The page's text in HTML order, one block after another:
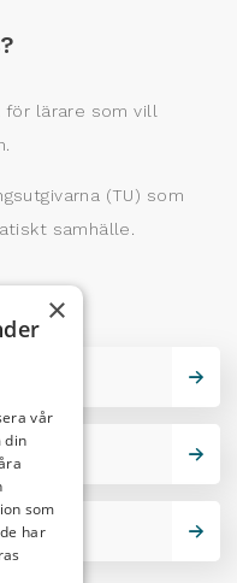
för lärare som vill
(TU) som
samhälle.
×
vår
din
som
har